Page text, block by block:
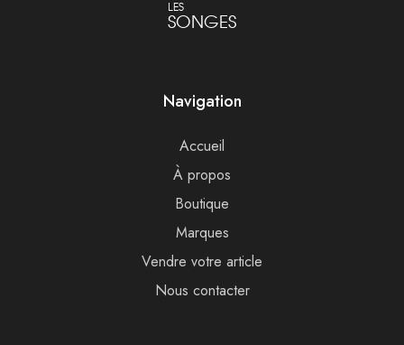
SONGES
LES
Navigation
Accueil
À propos
Boutique
Marques
Vendre votre article
Nous contacter